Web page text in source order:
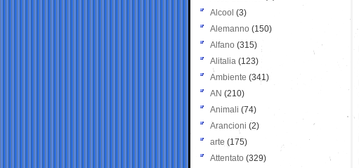
Alcool (3)
Alemanno (150)
Alfano (315)
Alitalia (123)
Ambiente (341)
AN (210)
Animali (74)
Arancioni (2)
arte (175)
Attentato (329)